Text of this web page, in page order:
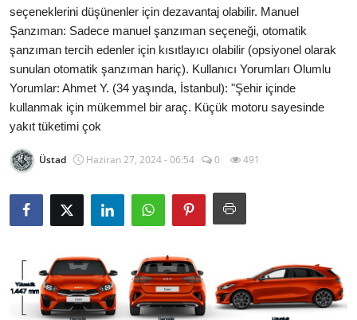
seçeneklerini düşünenler için dezavantaj olabilir. Manuel
Şanzıman: Sadece manuel şanzıman seçeneği, otomatik
şanzıman tercih edenler için kısıtlayıcı olabilir (opsiyonel olarak
sunulan otomatik şanzıman hariç). Kullanıcı Yorumları Olumlu
Yorumlar: Ahmet Y. (34 yaşında, İstanbul): "Şehir içinde
kullanmak için mükemmel bir araç. Küçük motoru sayesinde
yakıt tüketimi çok
Üstad Haziran 27, 2024 - 06:54 0 491